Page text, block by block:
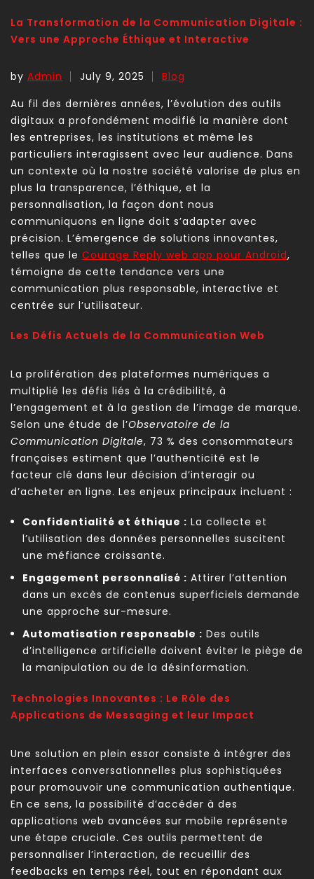
La Transformation de la Communication Digitale :
Vers une Approche Éthique et Interactive
by Admin July 9, 2025
Blog
Au fil des dernières années, l’évolution des outils
digitaux a profondément modifié la manière dont
les entreprises, les institutions et même les
particuliers interagissent avec leur audience. Dans
un contexte où la nos­t­re société valorise de plus en
plus la transparence, l’éthique, et la
personnalisation, la façon dont nous
communiquons en ligne doit s’adapter avec
précision. L’émergence de solutions innovantes,
telles que le Courage Reply web app pour Android,
témoigne de cette tendance vers une
communication plus responsable, interactive et
centrée sur l’utilisateur.
Les Défis Actuels de la Communication Web
La prolifération des plateformes numériques a
multiplié les défis liés à la crédibilité, à
l’engagement et à la gestion de l’image de marque.
Selon une étude de l’Observatoire de la
Communication Digitale, 73 % des consommateurs
françaises estiment que l’authenticité est le
facteur clé dans leur décision d’interagir ou
d’acheter en ligne. Les enjeux principaux incluent :
Confidentialité et éthique : La collecte et
l’utilisation des données personnelles suscitent
une méfiance croissante.
Engagement personnalisé : Attirer l’attention
dans un excès de contenus superficiels demande
une approche sur-mesure.
Automatisation responsable : Des outils
d’intelligence artificielle doivent éviter le piège de
la manipulation ou de la désinformation.
Technologies Innovantes : Le Rôle des
Applications de Messaging et leur Impact
Une solution en plein essor consiste à intégrer des
interfaces conversationnelles plus sophistiquées
pour promouvoir une communication authentique.
En ce sens, la possibilité d’accéder à des
applications web avancées sur mobile représente
une étape cruciale. Ces outils permettent de
personnaliser l’interaction, de recueillir des
feedbacks en temps réel, tout en répondant aux